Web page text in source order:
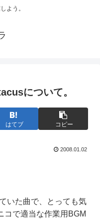
よう。
について。
はてブ コピー
2008.01.02
いた曲で、とっても気
コで適当な作業用BGM